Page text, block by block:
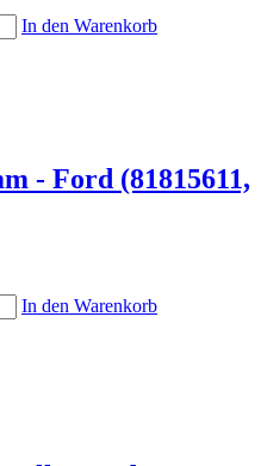
In den Warenkorb
- Ford (81815611,
In den Warenkorb